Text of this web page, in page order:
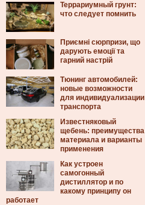
Террариумный грунт:
что следует помнить
Приємні сюрпризи, що
дарують емоції та
гарний настрій
Тюнинг автомобилей:
новые возможности
для индивидуализации
транспорта
Известняковый
щебень: преимущества
материала и варианты
применения
Как устроен
самогонный
дистиллятор и по
какому принципу он
работает